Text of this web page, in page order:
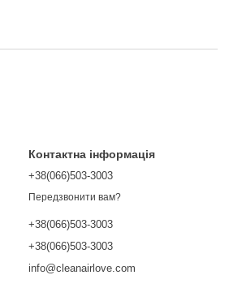
Контактна інформація
+38(066)503-3003
Передзвонити вам?
+38(066)503-3003
+38(066)503-3003
info@cleanairlove.com